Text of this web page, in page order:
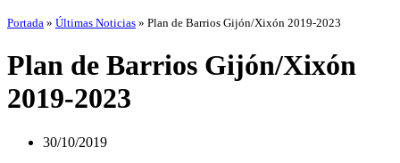
Portada » Últimas Noticias » Plan de Barrios Gijón/Xixón 2019-2023
Plan de Barrios Gijón/Xixón
2019-2023
30/10/2019